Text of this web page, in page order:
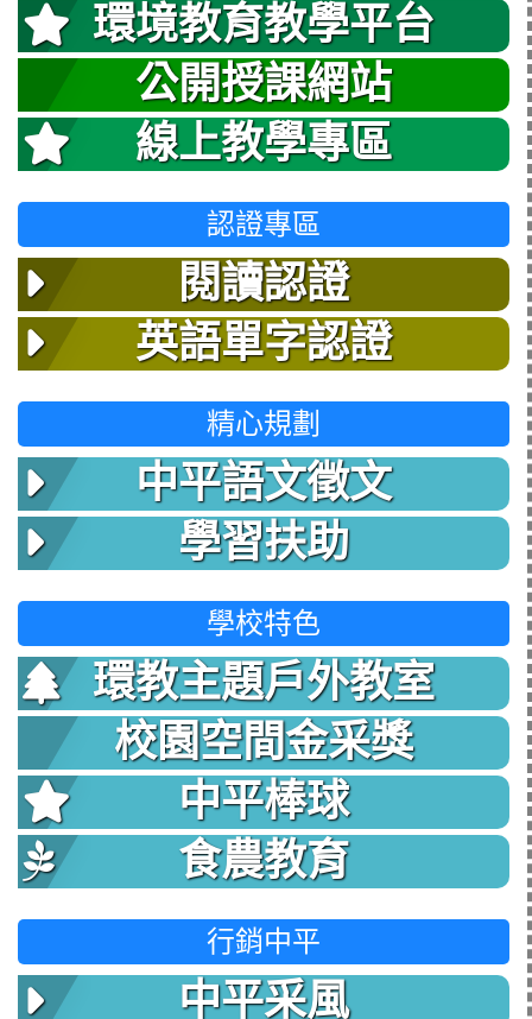
環境教育教學平台
公開授課網站
線上教學專區
認證專區
閱讀認證
英語單字認證
精心規劃
中平語文徵文
學習扶助
學校特色
環教主題戶外教室
校園空間金采獎
中平棒球
食農教育
行銷中平
中平采風